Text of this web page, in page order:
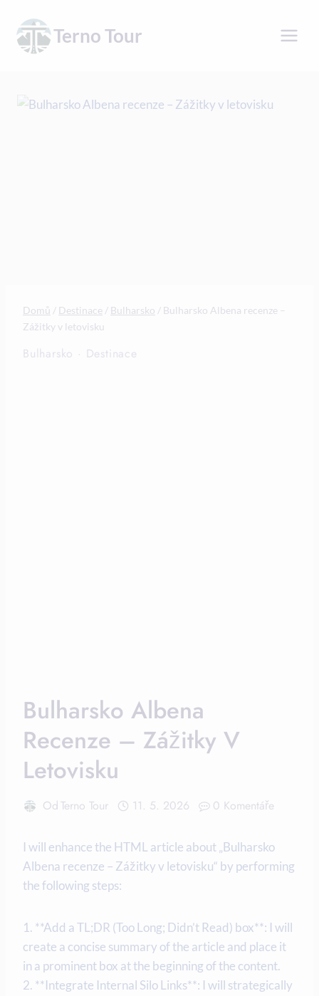
obsah
Terno Tour
Domů / Destinace / Bulharsko / Bulharsko Albena recenze –
Zážitky v letovisku
Bulharsko · Destinace
Bulharsko Albena
Recenze – Zážitky V
Letovisku
OdTerno Tour 11. 5. 2026 0 Komentáře
I will enhance the HTML article about „Bulharsko
Albena recenze – Zážitky v letovisku“ by performing
the following steps:
1. **Add a TL;DR (Too Long; Didn’t Read) box**: I will
create a concise summary of the article and place it
in a prominent box at the beginning of the content.
2. **Integrate Internal Silo Links**: I will strategically